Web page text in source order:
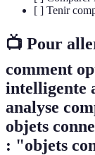
[ ] Tenir
📺 Pour
comment
intelligente
analyse
objets
: "objets